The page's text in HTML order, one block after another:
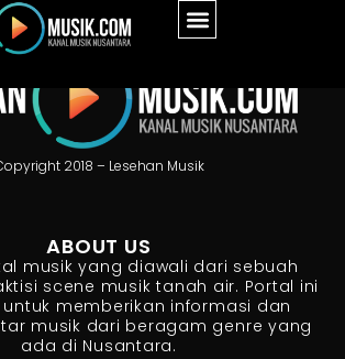
2018 – Lesehan Musik
ABOUT US
musik yang diawali dari sebuah
scene musik tanah air. Portal ini
memberikan informasi dan
musik dari beragam genre yang
ada di Nusantara.